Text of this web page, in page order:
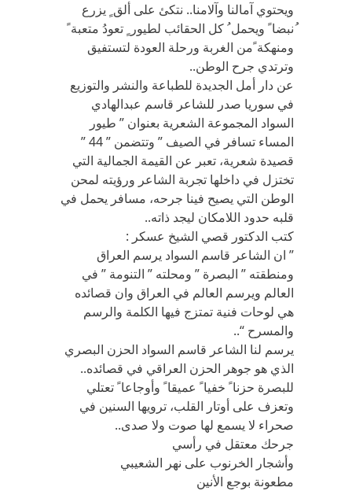
ويحتوي آمالنا وآلامنا.. نتكئ على ألق ٍ يزرع
ُنبضا ً ويحمل ُ كل الحقائب لطيور ٍ تعودُ متعبة ً
ومنهكة ًمن الغربة ورحلة العودة لتستفيق
وترتدي جرح الوطن..
عن دار أمل الجديدة للطباعة والنشر والتوزيع
في سوريا صدر للشاعر قاسم عبدالهادي
السواد المجموعة الشعرية بعنوان ” طيور
المساء تسافر في الصيف ” وتتضمن ” 44 ”
قصيدة شعرية، تعبر عن القيمة الجمالية التي
تختزل في داخلها تجربة الشاعر ورؤيته لمحن
الوطن التي يصيح فينا جرحه، مسافر يحمل في
قلبه حدود اللامكان ليجد ذاته..
كتب الدكتور قصي الشيخ عسكر :
” ان الشاعر قاسم السواد يرسم العراق
ومنطقته ” البصرة ” ومحلته ” التنومة ” في
العالم ويرسم العالم في العراق وان قصائده
هي لوحات فنية تمتزج فيها الكلمة والرسم
والمسرح “..
يرسم لنا الشاعر قاسم السواد الحزن البصري
الذي هو جوهر الحزن العراقي في قصائده..
للبصرة حزنا ً خفيا ً عميقا ً وأوجاعا ً تعتلي
وتعزف على أوتار القلب، ترويها السنين في
صحراء لا يسمع لها صوت ولا صدى..
جرحك معتقل في رأسي
وأشجار الخرنوب على نهر الشعيبي
مطعونة بوجع الأنين